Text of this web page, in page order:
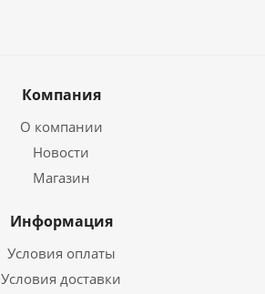
Компания
О компании
Новости
Магазин
Информация
Условия оплаты
Условия доставки